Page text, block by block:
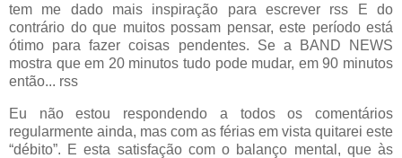
tem me dado mais inspiração para escrever rss E do
contrário do que muitos possam pensar, este período está
ótimo para fazer coisas pendentes. Se a BAND NEWS
mostra que em 20 minutos tudo pode mudar, em 90 minutos
então... rss
Eu não estou respondendo a todos os comentários
regularmente ainda, mas com as férias em vista quitarei este
“débito”. E esta satisfação com o balanço mental, que às